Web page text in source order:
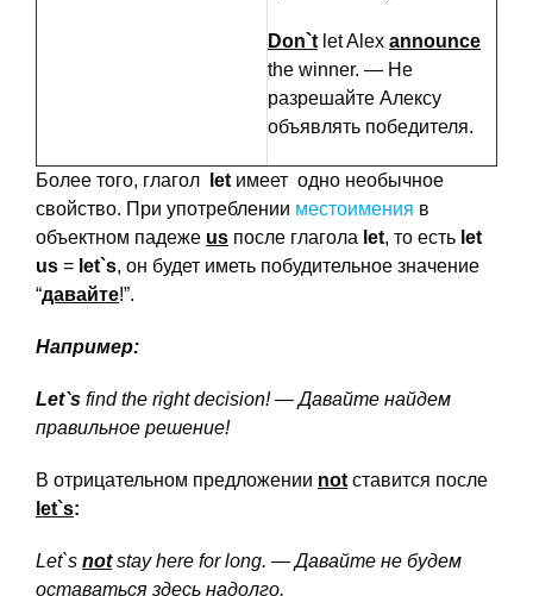
Don`t let Alex announce
the winner. — Не
разрешайте Алексу
объявлять победителя.
Более того, глагол let имеет одно необычное
свойство. При употреблении местоимения в
объектном падеже us после глагола let, то есть let
us = let`s, он будет иметь побудительное значение
“давайте!”.
Например:
Let`s findthe rightdecision! — Давайте найдем
правильное решение!
В отрицательном предложении not ставится после
let`s:
Let`s not stayhere forlong. — Давайте не будем
оставаться здесь надолго.